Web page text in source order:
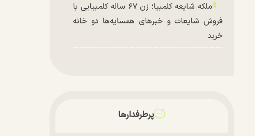
ملکه شایعه کلمبیا؛ زن ۶۷ ساله کلمبیایی با
فروش شایعات و خبر‌های همسایه‌ها دو خانه
خرید
پرطرفدارها